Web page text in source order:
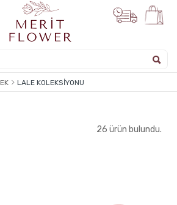
LALE KOLEKSIYONU
26 ürün bulundu.